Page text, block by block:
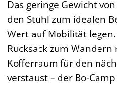
Das geringe Gewicht
den Stuhl zum idealen
Wert auf Mobilität
Rucksack zum
Kofferraum für den
verstaust – der Bo-